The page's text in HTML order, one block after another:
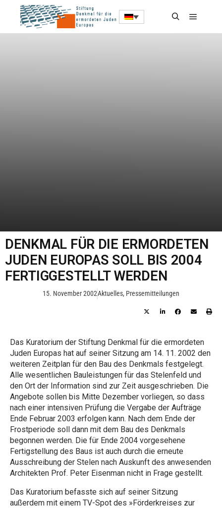
DENKMAL FÜR DIE ERMORDETEN
JUDEN EUROPAS SOLL BIS 2004
FERTIGGESTELLT WERDEN
15. November 2002Aktuelles, Pressemitteilungen
Das Kuratorium der Stiftung Denkmal für die ermordeten
Juden Europas hat auf seiner Sitzung am 14. 11. 2002 den
weiteren Zeitplan für den Bau des Denkmals festgelegt.
Alle wesentlichen Bauleistungen für das Stelenfeld und
den Ort der Information sind zur Zeit ausgeschrieben. Die
Angebote sollen bis Mitte Dezember vorliegen, so dass
nach einer intensiven Prüfung die Vergabe der Aufträge
Ende Februar 2003 erfolgen kann. Nach dem Ende der
Frostperiode soll dann mit dem Bau des Denkmals
begonnen werden. Die für Ende 2004 vorgesehene
Fertigstellung des Baus ist auch durch die erneute
Ausschreibung der Stelen nach Auskunft des anwesenden
Architekten Prof. Peter Eisenman nicht in Frage gestellt.
Das Kuratorium befasste sich auf seiner Sitzung
außerdem mit einem TV-Spot des »Förderkreises zur